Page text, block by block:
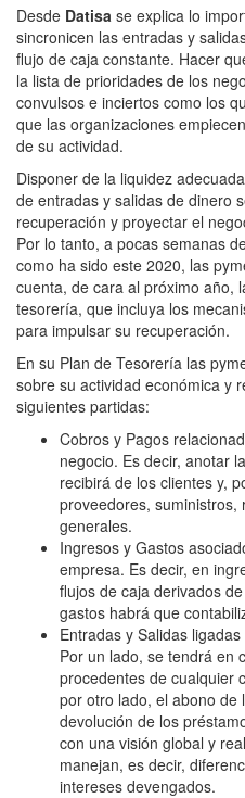
Desde Datisa se explica lo
sincronicen las entradas y
flujo de caja constante. Hacer
la lista de prioridades de los
convulsos e inciertos como los
que las organizaciones
de su actividad.
Disponer de la liquidez
de entradas y salidas de dinero
recuperación y proyectar el
Por lo tanto, a pocas semanas
como ha sido este 2020, las
cuenta, de cara al próximo año,
tesorería, que incluya los
para impulsar su recuperación.
En su Plan de Tesorería las
sobre su actividad económica y
siguientes partidas:
Cobros y Pagos
negocio. Es decir, anotar
recibirá de los clientes y,
proveedores, suministros,
generales.
Ingresos y Gastos
empresa. Es decir, en
flujos de caja derivados
gastos habrá que
Entradas y Salidas
Por un lado, se tendrá en
procedentes de cualquier
por otro lado, el abono de
devolución de los
con una visión global y
manejan, es decir,
intereses devengados.